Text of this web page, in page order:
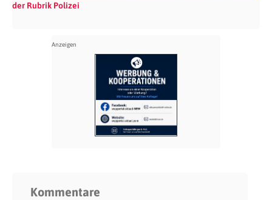
der Rubrik Polizei
Kommentare